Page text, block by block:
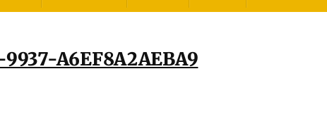
A6EF8A2AEBA9